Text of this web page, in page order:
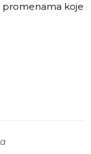
promenama koje